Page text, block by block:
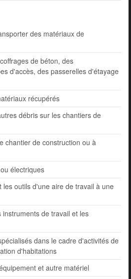
des matériaux de
de béton, des
d'accès, des passerelles d'étayage
récupérés
débris sur les chantiers de
chantier de construction ou à
électriques
outils d'une aire de travail à une
de travail et les
dans le cadre d'activités de
d'habitations
et autre matériel